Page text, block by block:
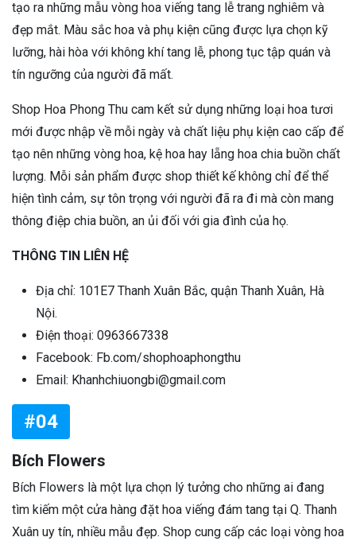
tạo ra những mẫu vòng hoa viếng tang lễ trang nghiêm và
đẹp mắt. Màu sắc hoa và phụ kiện cũng được lựa chọn kỹ
lưỡng, hài hòa với không khí tang lễ, phong tục tập quán và
tín ngưỡng của người đã mất.
Shop Hoa Phong Thu cam kết sử dụng những loại hoa tươi
mới được nhập về mỗi ngày và chất liệu phụ kiện cao cấp để
tạo nên những vòng hoa, kệ hoa hay lẵng hoa chia buồn chất
lượng. Mỗi sản phẩm được shop thiết kế không chỉ để thể
hiện tình cảm, sự tôn trọng với người đã ra đi mà còn mang
thông điệp chia buồn, an ủi đối với gia đình của họ.
THÔNG TIN LIÊN HỆ
Địa chỉ: 101E7 Thanh Xuân Bắc, quận Thanh Xuân, Hà
Nội.
Điện thoại: 0963667338
Facebook: Fb.com/shophoaphongthu
Email: Khanhchiuongbi@gmail.com
#04
Bích Flowers
Bích Flowers là một lựa chọn lý tưởng cho những ai đang
tìm kiếm một cửa hàng đặt hoa viếng đám tang tại Q. Thanh
Xuân uy tín, nhiều mẫu đẹp. Shop cung cấp các loại vòng hoa